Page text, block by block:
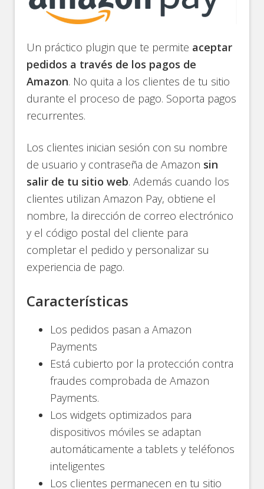
Un práctico plugin que te permite aceptar
pedidos a través de los pagos de
Amazon. No quita a los clientes de tu sitio
durante el proceso de pago. Soporta pagos
recurrentes.
Los clientes inician sesión con su nombre
de usuario y contraseña de Amazon sin
salir de tu sitio web. Además cuando los
clientes utilizan Amazon Pay, obtiene el
nombre, la dirección de correo electrónico
y el código postal del cliente para
completar el pedido y personalizar su
experiencia de pago.
Características
Los pedidos pasan a Amazon
Payments
Está cubierto por la protección contra
fraudes comprobada de Amazon
Payments.
Los widgets optimizados para
dispositivos móviles se adaptan
automáticamente a tablets y teléfonos
inteligentes
Los clientes permanecen en tu sitio